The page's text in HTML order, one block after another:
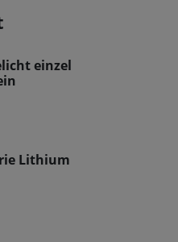
einzel
Lithium